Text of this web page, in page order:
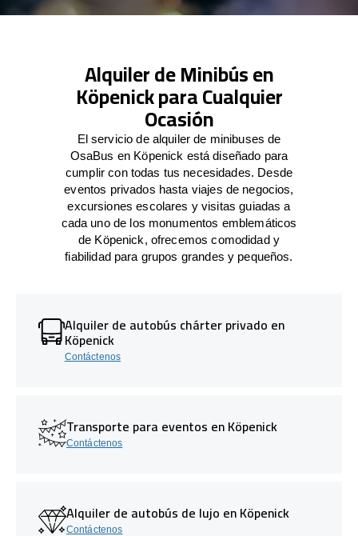
Alquiler de Minibús en
Köpenick para Cualquier
Ocasión
El servicio de alquiler de minibuses de
OsaBus en Köpenick está diseñado para
cumplir con todas tus necesidades. Desde
eventos privados hasta viajes de negocios,
excursiones escolares y visitas guiadas a
cada uno de los monumentos emblemáticos
de Köpenick, ofrecemos comodidad y
fiabilidad para grupos grandes y pequeños.
Alquiler de autobús chárter privado en
Köpenick
Contáctenos
Transporte para eventos en Köpenick
Contáctenos
Alquiler de autobús de lujo en Köpenick
Contáctenos